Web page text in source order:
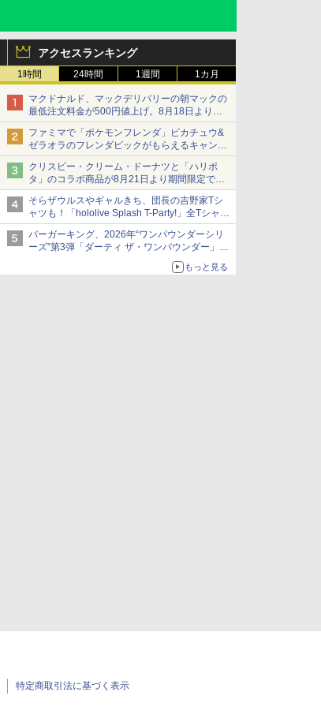
アクセスランキング
1時間 24時間 1週間 1カ月
マクドナルド、マックデリバリーの朝マックの
最低注文料金が500円値上げ。8月18日より
1,500円から受付
ファミマで「ポケモンフレンダ」ピカチュウ&
ゼラオラのフレンダピックがもらえるキャンペ
ーン開催！
クリスピー・クリーム・ドーナツと「ハリポ
タ」のコラボ商品が8月21日より期間限定で発
売
組分け帽子ドーナツなど見た目も楽しい商品が
登場
そらザウルスやギャルきち、団長の吉野家Tシ
ャツも！「hololive Splash T-Party!」全Tシャツ
ラインナップ公開＆オンライン販売開始
バーガーキング、2026年“ワンパウンダーシリ
ーズ”第3弾「ダーティ ザ・ワンパウンダー」を
「特製ガーリックマヨソース」を使用した超大
もっと見る
特定商取引法に基づく表示